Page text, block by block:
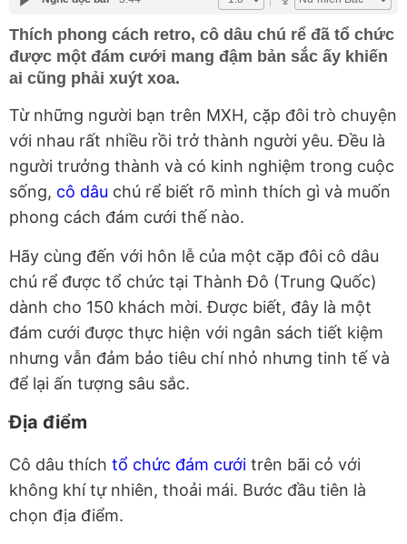
Thích phong cách retro, cô dâu chú rể đã tổ chức
được một đám cưới mang đậm bản sắc ấy khiến
ai cũng phải xuýt xoa.
Từ những người bạn trên MXH, cặp đôi trò chuyện
với nhau rất nhiều rồi trở thành người yêu. Đều là
người trưởng thành và có kinh nghiệm trong cuộc
sống, cô dâu chú rể biết rõ mình thích gì và muốn
phong cách đám cưới thế nào.
Hãy cùng đến với hôn lễ của một cặp đôi cô dâu
chú rể được tổ chức tại Thành Đô (Trung Quốc)
dành cho 150 khách mời. Được biết, đây là một
đám cưới được thực hiện với ngân sách tiết kiệm
nhưng vẫn đảm bảo tiêu chí nhỏ nhưng tinh tế và
để lại ấn tượng sâu sắc.
Địa điểm
Cô dâu thích tổ chức đám cưới trên bãi cỏ với
không khí tự nhiên, thoải mái. Bước đầu tiên là
chọn địa điểm.